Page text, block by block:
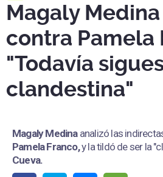
Magaly
contra Pamela
"Todavía
clandestina"
Magaly Medina analizó las
Pamela Franco,y la tildó de ser la
Cueva.